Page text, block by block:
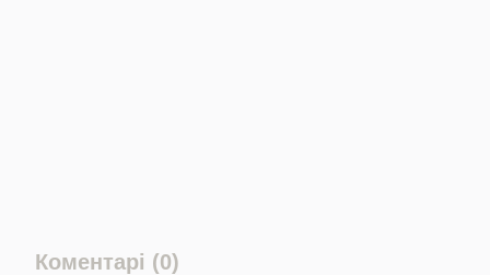
Коментарі (0)